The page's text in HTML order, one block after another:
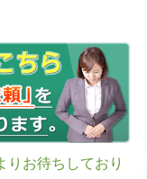
お待ちしており